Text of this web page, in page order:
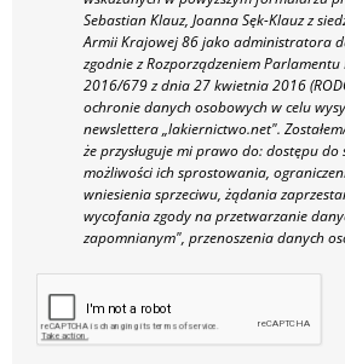
Sebastian Klauz, Joanna Sęk-Klauz z
Armii Krajowej 86 jako administratora
zgodnie z Rozporządzeniem Parlamentu
2016/679 z dnia 27 kwietnia 2016
ochronie danych osobowych w celu
newslettera „lakiernictwo.net".
że przysługuje mi prawo do: dostępu do
możliwości ich sprostowania,
wniesienia sprzeciwu, żądania
wycofania zgody na przetwarzanie
zapomnianym", przenoszenia danych